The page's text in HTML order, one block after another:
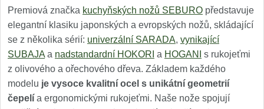
Premiová značka kuchyňských nožů SEBURO představuje
elegantní klasiku japonských a evropských nožů, skládající
se z několika sérií: univerzální SARADA, vynikající
SUBAJA a nadstandardní HOKORI a HOGANI
s rukojeťmi
z olivového a ořechového dřeva. Základem každého
modelu je vysoce kvalitní ocel s unikátní geometrií
čepelí a ergonomickými rukojeťmi. Naše nože spojují